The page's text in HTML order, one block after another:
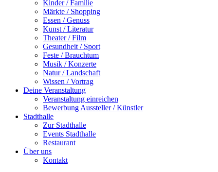
Kinder / Familie
Märkte / Shopping
Essen / Genuss
Kunst / Literatur
Theater / Film
Gesundheit / Sport
Feste / Brauchtum
Musik / Konzerte
Natur / Landschaft
Wissen / Vortrag
Deine Veranstaltung
Veranstaltung einreichen
Bewerbung Aussteller / Künstler
Stadthalle
Zur Stadthalle
Events Stadthalle
Restaurant
Über uns
Kontakt